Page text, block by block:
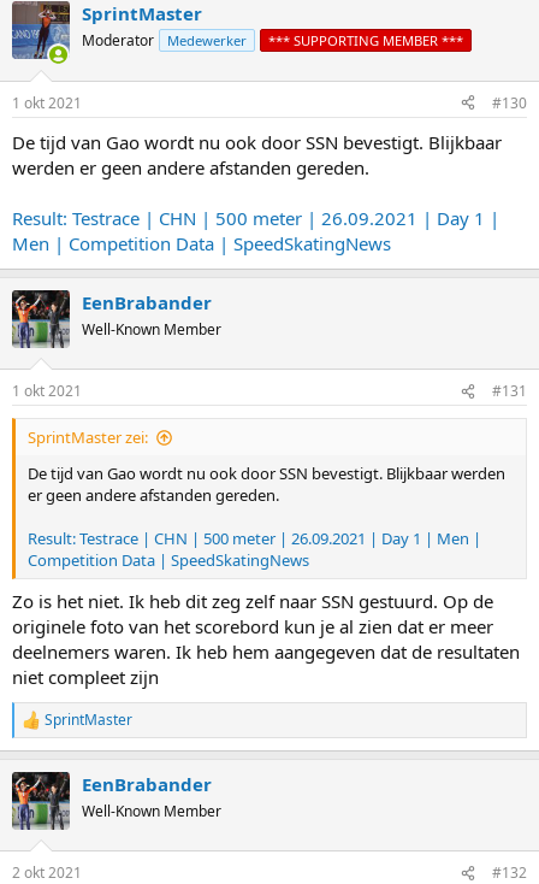
SprintMaster
Moderator Medewerker *** SUPPORTING MEMBER ***
1 okt 2021 #130
De tijd van Gao wordt nu ook door SSN bevestigt. Blijkbaar
werden er geen andere afstanden gereden.
Result: Testrace | CHN | 500 meter | 26.09.2021 | Day 1 |
Men | Competition Data | SpeedSkatingNews
EenBrabander
Well-Known Member
1 okt 2021 #131
SprintMaster zei:
De tijd van Gao wordt nu ook door SSN bevestigt. Blijkbaar werden
er geen andere afstanden gereden.
Result: Testrace | CHN | 500 meter | 26.09.2021 | Day 1 | Men |
Competition Data | SpeedSkatingNews
Zo is het niet. Ik heb dit zeg zelf naar SSN gestuurd. Op de
originele foto van het scorebord kun je al zien dat er meer
deelnemers waren. Ik heb hem aangegeven dat de resultaten
niet compleet zijn
R
e
c
t
i
SprintMaster
EenBrabander
Well-Known Member
2 okt 2021 #132